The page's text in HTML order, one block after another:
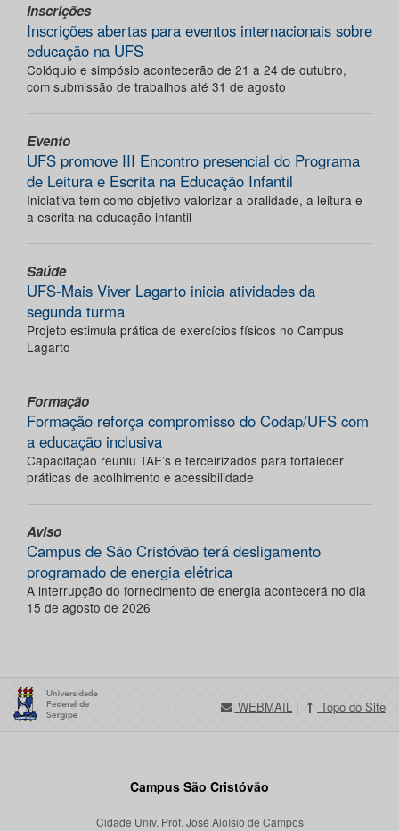
Inscrições
Inscrições abertas para eventos internacionais sobre
educação na UFS
Colóquio e simpósio acontecerão de 21 a 24 de outubro,
com submissão de trabalhos até 31 de agosto
Evento
UFS promove III Encontro presencial do Programa
de Leitura e Escrita na Educação Infantil
Iniciativa tem como objetivo valorizar a oralidade, a leitura e
a escrita na educação infantil
Saúde
UFS-Mais Viver Lagarto inicia atividades da
segunda turma
Projeto estimula prática de exercícios físicos no Campus
Lagarto
Formação
Formação reforça compromisso do Codap/UFS com
a educação inclusiva
Capacitação reuniu TAE’s e terceirizados para fortalecer
práticas de acolhimento e acessibilidade
Aviso
Campus de São Cristóvão terá desligamento
programado de energia elétrica
A interrupção do fornecimento de energia acontecerá no dia
15 de agosto de 2026
WEBMAIL | Topo do Site
Campus São Cristóvão
Cidade Univ. Prof. José Aloísio de Campos